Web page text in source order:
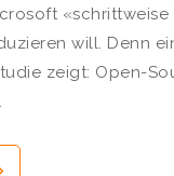
«schrittweise
will. Denn
zeigt: Open-